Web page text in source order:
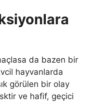
da bazen bir
hayvanlarda
​​görülen bir olay
ve hafif, geçici